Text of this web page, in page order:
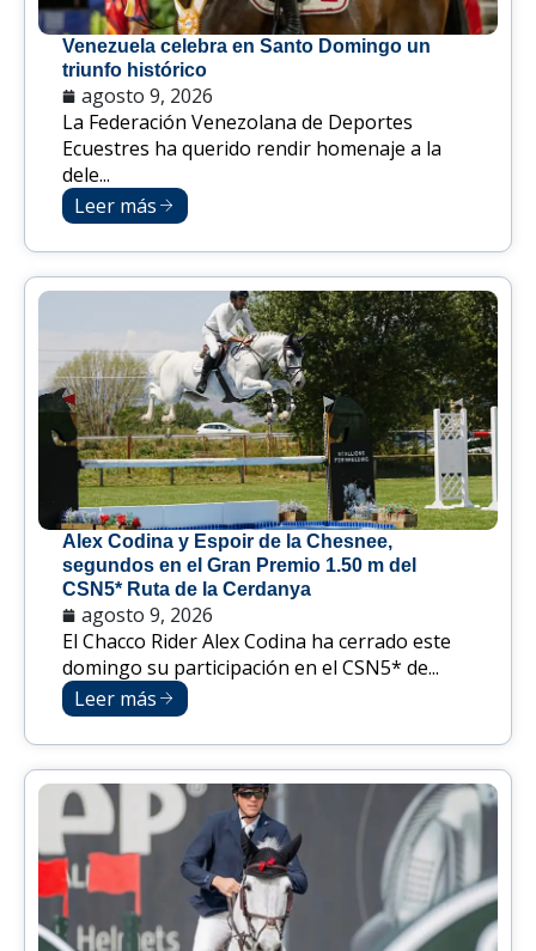
Venezuela celebra en Santo Domingo un
triunfo histórico
agosto 9, 2026
La Federación Venezolana de Deportes
Ecuestres ha querido rendir homenaje a la
dele...
Leer más
Alex Codina y Espoir de la Chesnee,
segundos en el Gran Premio 1.50 m del
CSN5* Ruta de la Cerdanya
agosto 9, 2026
El Chacco Rider Alex Codina ha cerrado este
domingo su participación en el CSN5* de...
Leer más